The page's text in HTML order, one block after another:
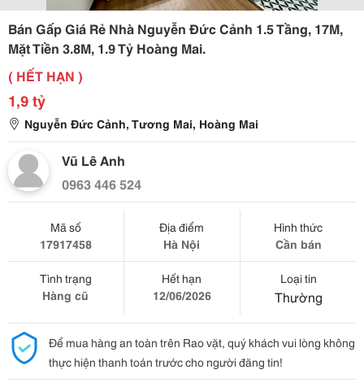
Bán Gấp Giá Rẻ Nhà Nguyễn Đức Cảnh 1.5 Tầng, 17M,
Mặt Tiền 3.8M, 1.9 Tỷ Hoàng Mai.
( HẾT HẠN )
1,9 tỷ
Nguyễn Đức Cảnh, Tương Mai, Hoàng Mai
Vũ Lê Anh
0963 446 524
Mã số
17917458
Địa điểm
Hà Nội
Hình thức
Cần bán
Tình trạng
Hàng cũ
Hết hạn
12/06/2026
Loại tin
Thường
Để mua hàng an toàn trên Rao vặt, quý khách vui lòng không
thực hiện thanh toán trước cho người đăng tin!